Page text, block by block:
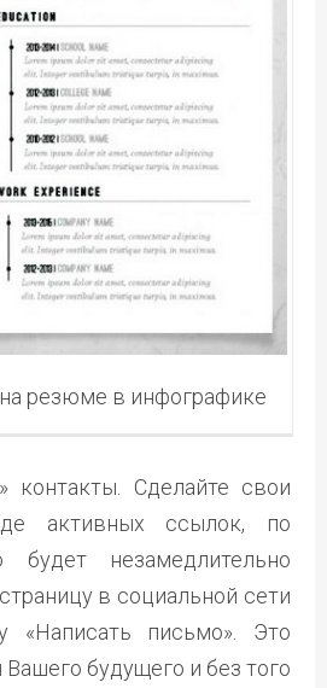
резюме в инфографике
контакты. Сделайте свои
активных ссылок, по
незамедлительно
в социальной сети
«Написать письмо». Это
будущего и без того